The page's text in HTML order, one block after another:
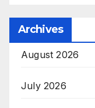
Archives
August 2026
July 2026